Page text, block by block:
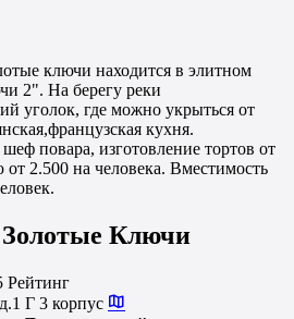
ключи находится в элитном
2". На берегу реки
уголок, где можно укрыться от
кухня.
повара, изготовление тортов от
2.500 на человека. Вместимость
Золотые Ключи
Рейтинг
Г 3 корпус